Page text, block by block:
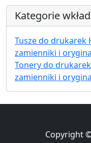
Kategorie
Tusze do drukarek
zamienniki i
Tonery do
zamienniki i
Copyright